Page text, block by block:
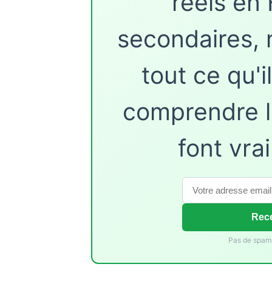
secondaires,
tout ce
comprendre
font
Pas de